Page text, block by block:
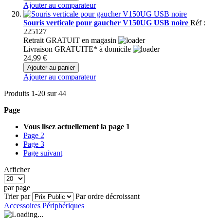
Ajouter au comparateur
Souris verticale pour gaucher V150UG USB noire Réf :
225127
Retrait GRATUIT en magasin
Livraison GRATUITE* à domicile
24,99 €
Ajouter au panier
Ajouter au comparateur
Produits 1-20 sur44
Page
Vous lisez actuellement la page 1
Page 2
Page 3
Page suivant
Afficher
par page
Trier par
Par ordre décroissant
Accessoires Périphériques